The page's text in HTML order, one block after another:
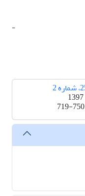
-
719-750